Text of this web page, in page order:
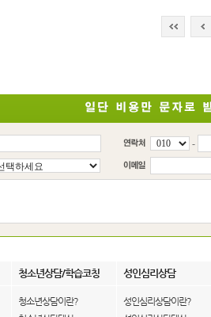
-
청소년상담/학습코칭 성인심리상담
청소년상담이란?
성인심리상담이란?